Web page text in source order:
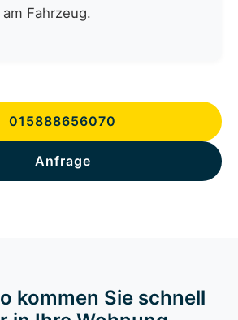
Fahrzeug.
015888656070
Anfrage
kommen Sie schnell